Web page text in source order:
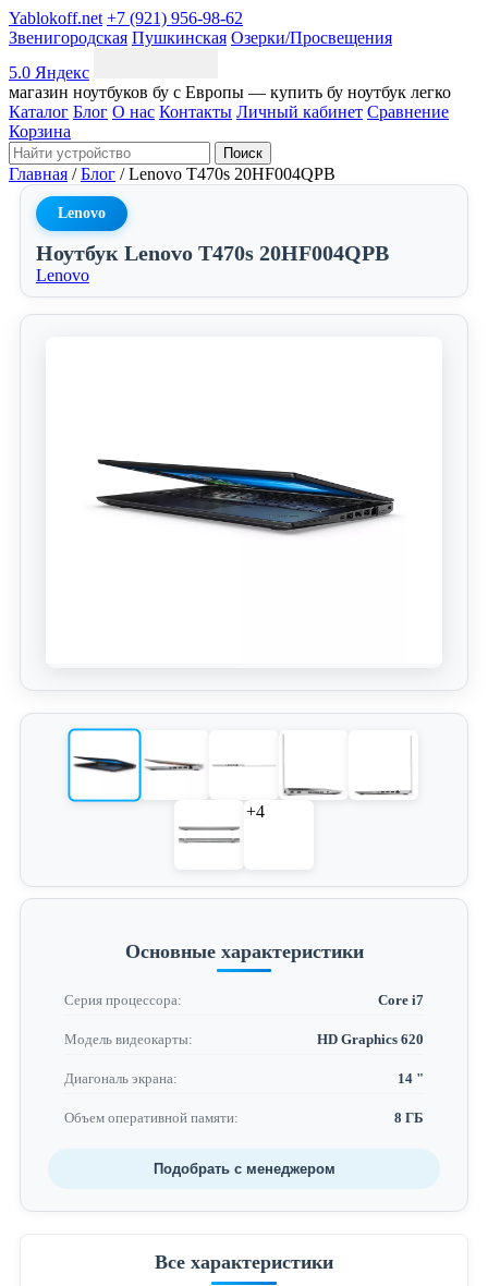
Yablokoff.net +7 (921) 956-98-62
Звенигородская Пушкинская Озерки/Просвещения
5.0 Яндекс
магазин ноутбуков бу с Европы — купить бу ноутбук легко
Каталог Блог О нас Контакты Личный кабинет Сравнение
Корзина
Поиск
Главная / Блог / Lenovo T470s 20HF004QPB
Lenovo
Ноутбук Lenovo T470s 20HF004QPB
Lenovo
+4
Основные характеристики
Серия процессора: Core i7
Модель видеокарты: HD Graphics 620
Диагональ экрана: 14 "
Объем оперативной памяти: 8 ГБ
Подобрать с менеджером
Все характеристики